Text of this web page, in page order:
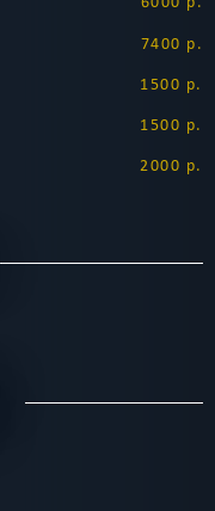
7400 р.
1500 р.
1500 р.
2000 р.